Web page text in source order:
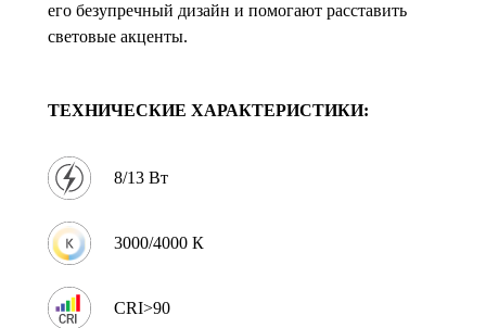
его безупречный дизайн и помогают расставить
световые акценты.
ТЕХНИЧЕСКИЕ ХАРАКТЕРИСТИКИ:
8/13 Вт
3000/4000 К
CRI>90